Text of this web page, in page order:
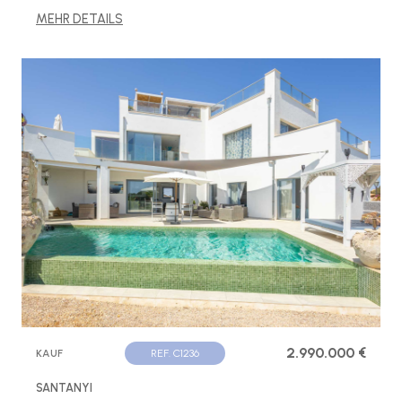
MEHR DETAILS
KAUF REF. C1236 2.990.000 €
SANTANYI